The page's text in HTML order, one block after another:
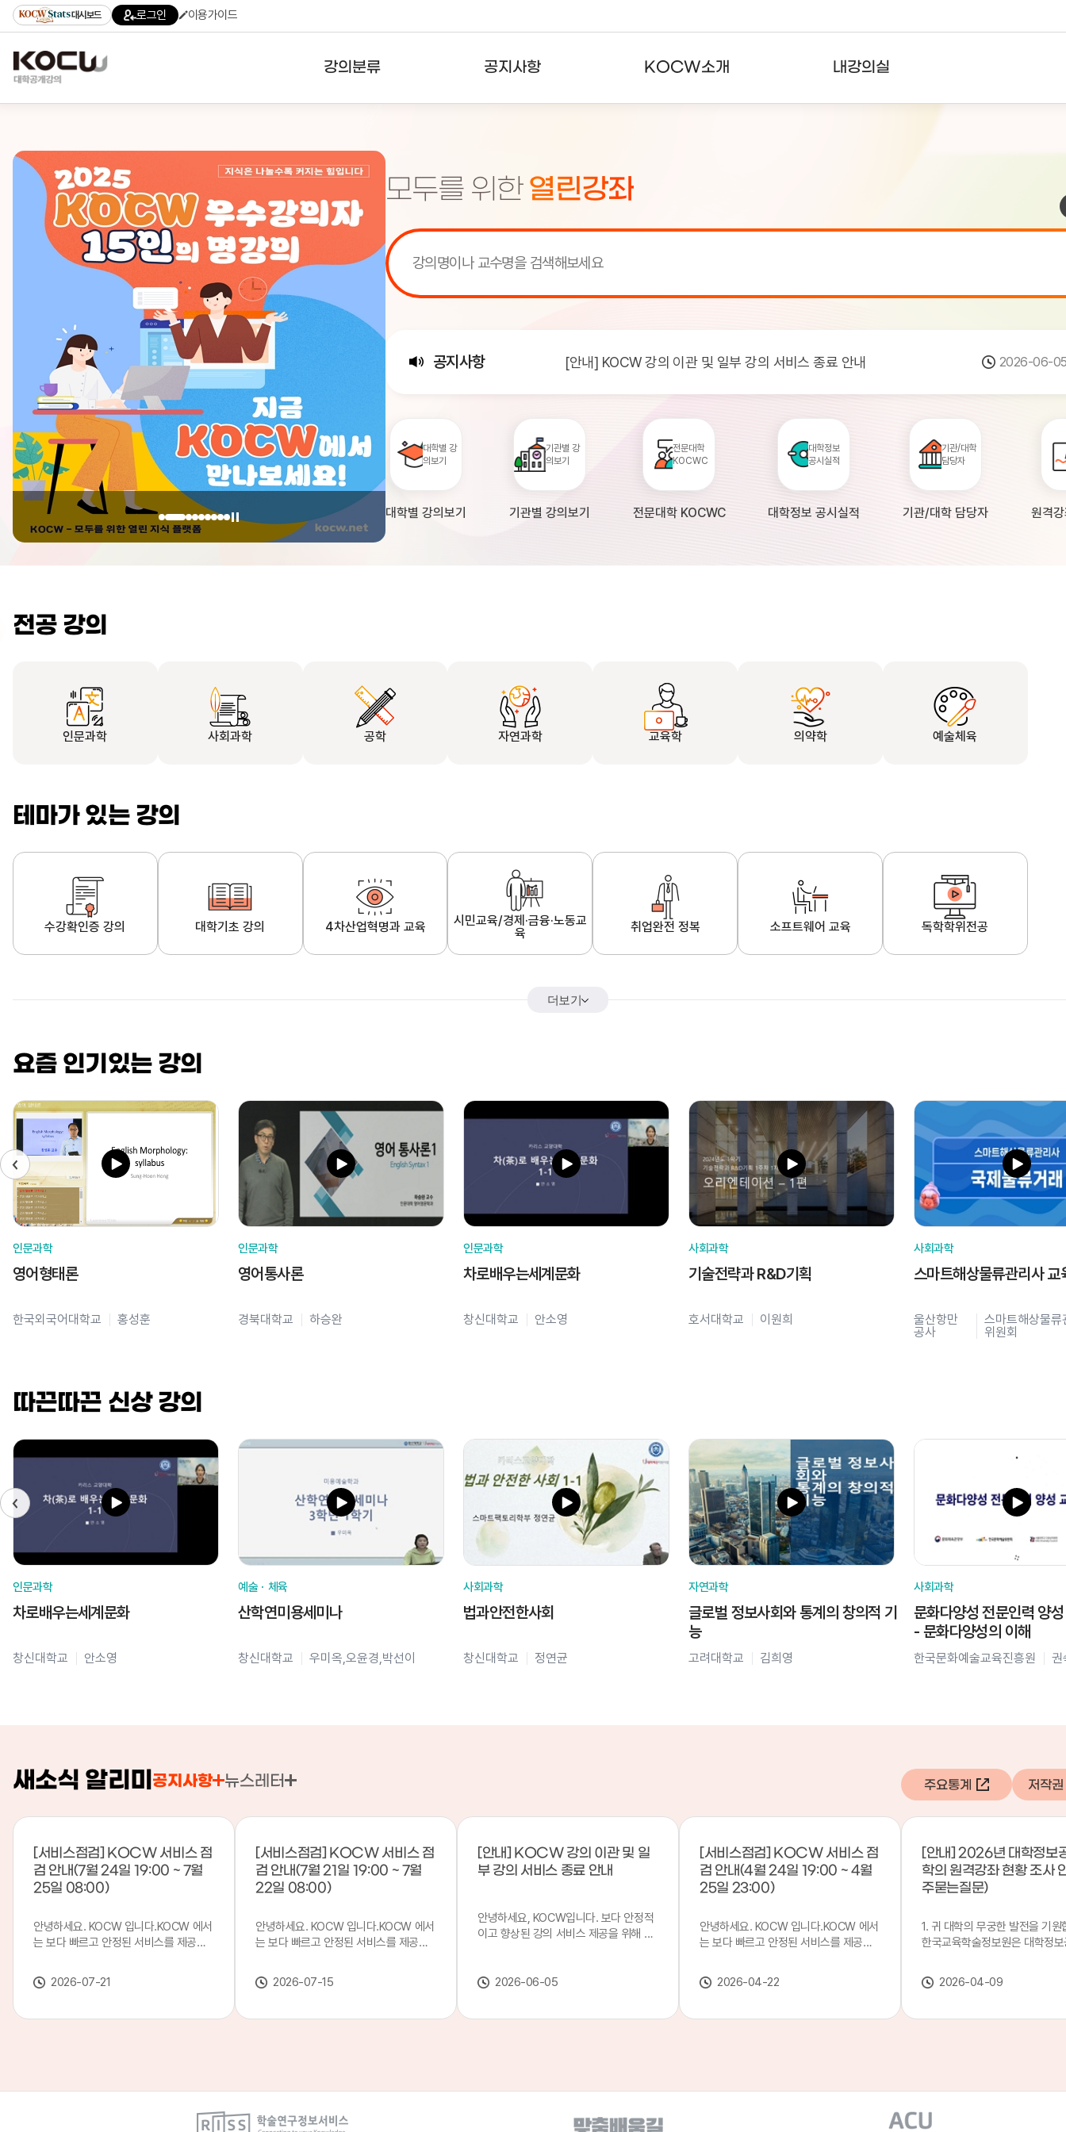
대시보드 로그인 이용가이드
강의분류
기관강의
테마강의
공지사항
주요통계현황
KOCW소개 내강의실
모두를 위한 열린강좌
공지사항
[서비스점검] KOCW 서비스 점검 안내(7월 24일 19:00 ~ 7월... 2026-07-
[안내] KOCW 강의 이관 및 일부 강의 서비스 종료 안내 2026-06-
[안내] 2026년 대학정보공시 대학의 원격강좌 현황 조사 안내(자주묻... 2026-04-
대학별 강
의보기
대학별 강의보기
기관별 강
의보기
기관별 강의보기
전문대학
KOCWC
전문대학 KOCWC
대학정보
공시실적
대학정보 공시실적
기관/대학
담당자
기관/대학 담당자 원격
전공 강의
인문과학 사회과학 공학 자연과학 교육학 의약학 예술체육
테마가 있는 강의
수강확인증 강의 대학기초 강의 4차산업혁명과 교육
시민교육/경제·금융·노동교
육
취업완전 정복 소프트웨어 교육 독학학위전공
더보기
요즘 인기있는 강의
인문과학
영어형태론
한국외국어대학교 홍성훈
인문과학
영어통사론
경북대학교 하승완
인문과학
차로배우는세계문화
창신대학교 안소영
사회과학
기술전략과 R&D기획
호서대학교 이원희
사회과학
스마트해상물류관리사 교
울산항만
공사
스마트해상물류
위원회
따끈따끈 신상 강의
인문과학
차로배우는세계문화
창신대학교 안소영
예술ㆍ체육
산학연미용세미나
창신대학교 우미옥,오윤경,박선이
사회과학
법과안전한사회
창신대학교 정연균
자연과학
글로벌 정보사회와 통계의 창의적 기
능
고려대학교 김희영
사회과학
문화다양성 전문인력 양
- 문화다양성의 이해
한국문화예술교육진흥원 권
새소식 알리미 공지사항 뉴스레터
[서비스점검] KOCW 서비스 점
검 안내(7월 24일 19:00 ~ 7월
25일 08:00)
안녕하세요. KOCW 입니다.KOCW 에서
는 보다 빠르고 안정된 서비스를 제공하
합니다.※ 서비스 점검 작업 일시 : 7월
24일(금) 19:00 ~ 7월 25일(토) 08:00
안 서비스가 일시 중지될 수 있으니, 이
2026-07-21
[서비스점검] KOCW 서비스 점
검 안내(7월 21일 19:00 ~ 7월
22일 08:00)
안녕하세요. KOCW 입니다.KOCW 에서
는 보다 빠르고 안정된 서비스를 제공하
합니다.※ 서비스 점검 작업 일시 : 7월 21
일(화) 19:00 ~ 7월 22일(수) 08:00이
서비스가일시 중지될 수 있으니, 이 점 양
2026-07-15
[안내] KOCW 강의 이관 및 일
부 강의 서비스 종료 안내
안녕하세요, KOCW입니다. 보다 안정적
이고 향상된 강의 서비스 제공을 위해 강
스가 종료될 예정이오니, 이용에 참고하
종료 강의 안내 이관 작업으로 인해 일부
었습니다. 서비스 종료 강의 목록은 아래
2026-06-05
[서비스점검] KOCW 서비스 점
검 안내(4월 24일 19:00 ~ 4월
25일 23:00)
안녕하세요. KOCW 입니다.KOCW 에서
는 보다 빠르고 안정된 서비스를 제공하
합니다.※ 서비스 점검 작업 일시 : 4월
24일(금) 19:00 ~ 4월 25일(토) 23:00
안 일시중지될 예정이오니, 이 점 양해하
2026-04-22
[안내] 2026년 대학정보
학의 원격강좌 현황 조사
주묻는질문)
1. 귀 대학의 무궁한 발전을 기원
한국교육학술정보원은 대학정
본 조사는 2025. 3. 1~2026. 2.
에 운영된 원격강좌(이러닝) 현
강좌(12-바)'에 데이터를 연계할
인시 캠퍼스인 경우 해당 캠퍼스
2026-04-09
주요통계 저작